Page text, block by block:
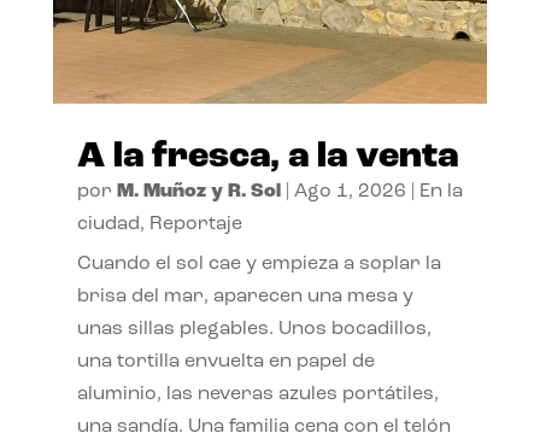
A la fresca, a la venta
por M. Muñoz y R. Sol| Ago 1, 2026
En la
ciudad, Reportaje
Cuando el sol cae y empieza a soplar la
brisa del mar, aparecen una mesa y
unas sillas plegables. Unos bocadillos,
una tortilla envuelta en papel de
aluminio, las neveras azules portátiles,
una sandía. Una familia cena con el telón